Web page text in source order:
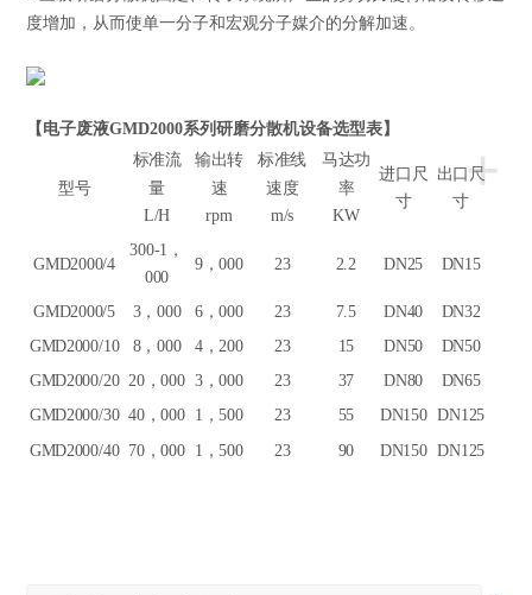
度增加，从而使单一分子和宏观分子媒介的分解加速。
【电子废液GMD2000系列研磨分散机设备选型表】
+
型号
标准流
量
L/H
输出转
速
rpm
标准线
速度
m/s
马达功
率
KW
进口尺
寸
出口尺
寸
GMD2000/4
300-1，
000
9，000 23 2.2 DN25 DN15
GMD2000/5 3，000 6，000 23 7.5 DN40
DN32
GMD2000/10 8，000 4，200 23 15 DN50 DN50
GMD2000/20 20，000 3，000 23 37 DN80 DN65
GMD2000/30 40，000 1，500 23 55 DN150
DN125
GMD2000/40 70，000 1，500 23 90 DN150 DN125